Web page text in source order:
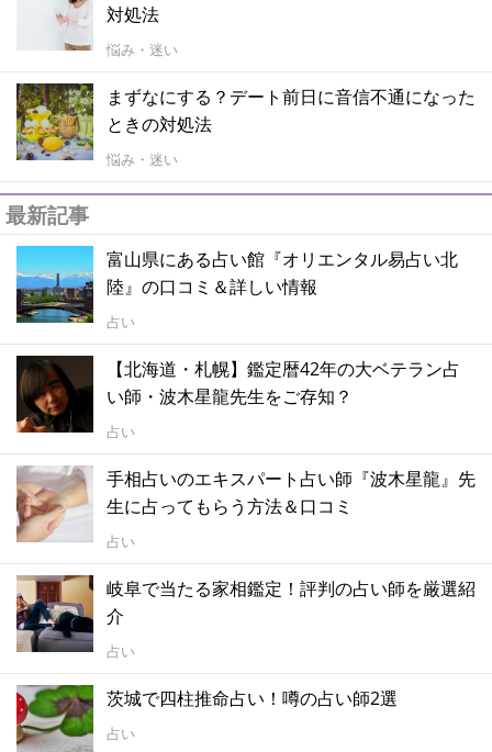
対処法
悩み・迷い
まずなにする？デート前日に音信不通になった
ときの対処法
悩み・迷い
最新記事
富山県にある占い館『オリエンタル易占い北
陸』の口コミ＆詳しい情報
占い
【北海道・札幌】鑑定暦42年の大ベテラン占
い師・波木星龍先生をご存知？
占い
手相占いのエキスパート占い師『波木星龍』先
生に占ってもらう方法＆口コミ
占い
岐阜で当たる家相鑑定！評判の占い師を厳選紹
介
占い
茨城で四柱推命占い！噂の占い師2選
占い